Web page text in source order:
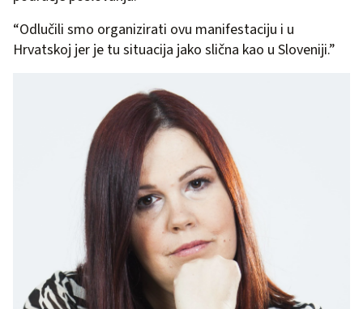
“Odlučili smo organizirati ovu manifestaciju i u
Hrvatskoj jer je tu situacija jako slična kao u Sloveniji.”